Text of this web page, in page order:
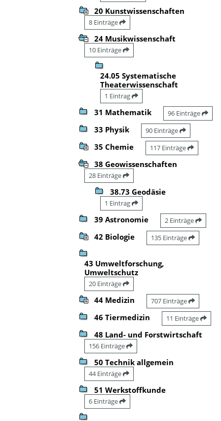
20 Kunstwissenschaften
8 Einträge
24 Musikwissenschaft
10 Einträge
24.05 Systematische
Theaterwissenschaft
1 Eintrag
31 Mathematik 96 Einträge
33 Physik 90 Einträge
35 Chemie 117 Einträge
38 Geowissenschaften
28 Einträge
38.73 Geodäsie
1 Eintrag
39 Astronomie 2 Einträge
42 Biologie 135 Einträge
43 Umweltforschung,
Umweltschutz
20 Einträge
44 Medizin 707 Einträge
46 Tiermedizin 11 Einträge
48 Land- und Forstwirtschaft
156 Einträge
50 Technik allgemein
44 Einträge
51 Werkstoffkunde
6 Einträge